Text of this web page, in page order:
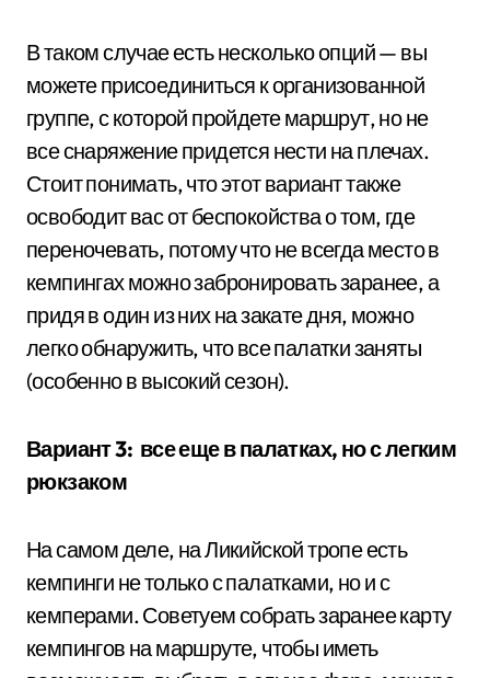
В таком случае есть несколько опций — вы
можете присоединиться к организованной
группе, с которой пройдете маршрут, но не
все снаряжение придется нести на плечах.
Стоит понимать, что этот вариант также
освободит вас от беспокойства о том, где
переночевать, потому что не всегда место в
кемпингах можно забронировать заранее, а
придя в один из них на закате дня, можно
легко обнаружить, что все палатки заняты
(особенно в высокий сезон).
Вариант 3: все еще в палатках, но с легким
рюкзаком
На самом деле, на Ликийской тропе есть
кемпинги не только с палатками, но и с
кемперами. Советуем собрать заранее карту
кемпингов на маршруте, чтобы иметь